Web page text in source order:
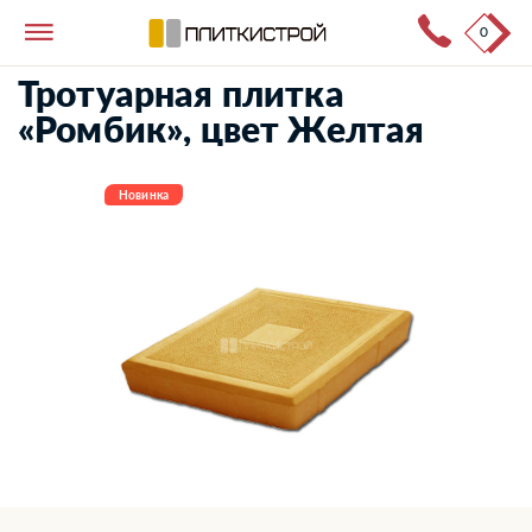
0
Тротуарная плитка → Каталог продукции Ромбик
Тротуарная плитка
«Ромбик», цвет Желтая
Новинка